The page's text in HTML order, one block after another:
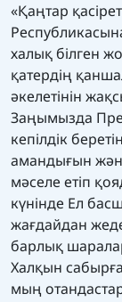
«Қаңтар
халық білген
қатердің
әкелетінін
Заңымызда
кепілдік
амандығын және
мәселе етіп
күнінде Ел
жағдайдан
барлық
Халқын
мың